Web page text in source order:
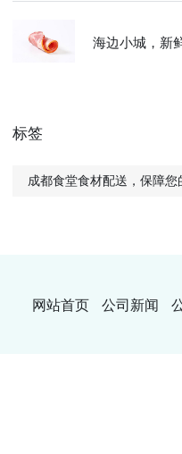
海边小城，新
标签
成都食堂食材配送，保障您
网站首页 公司新闻